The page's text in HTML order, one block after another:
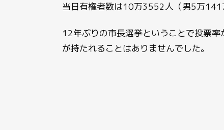
当日有権者数は10万3552人（男5万
12年ぶりの市長選挙ということで投票
が持たれることはありませんでした。